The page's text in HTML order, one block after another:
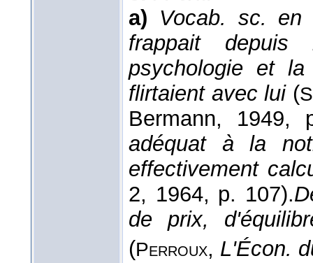
a) Vocab. sc. en
frappait
psychologie et la
flirtaient avec lui (
Bermann, 1949,
adéquat à la
effectivement
2, 1964, p. 107).
de prix,
(Perroux, L'Écon.